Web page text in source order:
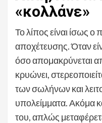
«κολλάνε»
Το λίπος είναι ίσως
αποχέτευσης. Όταν
όσο απομακρύνεται
κρυώνει,
των σωλήνων και
υπολείμματα. Ακόμα
του, απλώς